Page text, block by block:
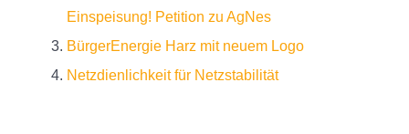
Einspeisung! Petition zu AgNes
BürgerEnergie Harz mit neuem Logo
Netzdienlichkeit für Netzstabilität